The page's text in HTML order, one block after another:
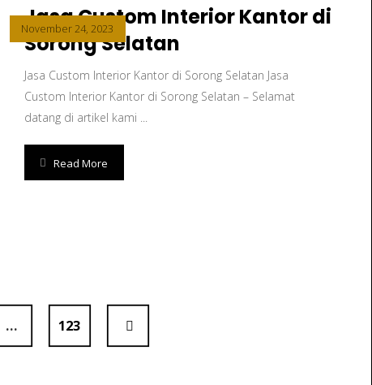
Jasa Custom Interior Kantor di
Sorong Selatan
November 24, 2023
Jasa Custom Interior Kantor di Sorong Selatan Jasa
Custom Interior Kantor di Sorong Selatan – Selamat
datang di artikel kami ...
Read More
… 123